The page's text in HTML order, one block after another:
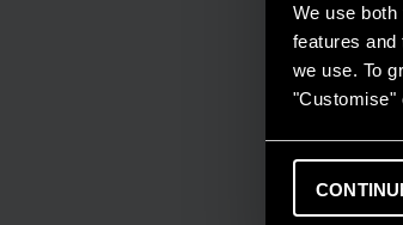
We use
features
we use. To
"Customise"